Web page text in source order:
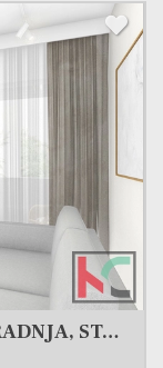
PULA, STOJA, STAN PODIJELJEN U 2 TROSOBNA STANA SA POGLEDOM NA MORE, UKUPNO 112,23m2 #PRODAJA